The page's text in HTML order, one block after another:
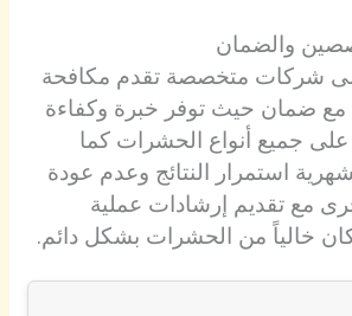
والضمان
على شركات متخصصة تقدم مكافحة
ضمان حيث توفر خبرة وكفاءة
جميع أنواع الحشرات كما
استمرار النتائج وعدم عودة
مع تقديم إرشادات عملية
خالياً من الحشرات بشكل دائم.